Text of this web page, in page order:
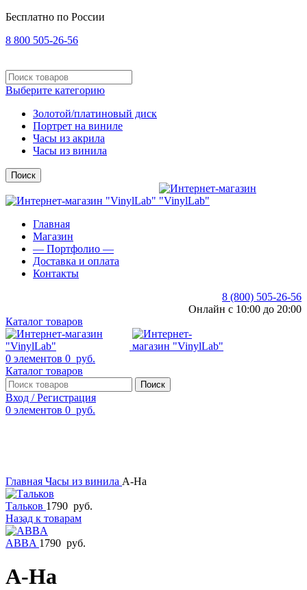
Бесплатно по России
8 800 505-26-56
Выберите категорию
Золотой/платиновый диск
Портрет на виниле
Часы из акрила
Часы из винила
Поиск
Главная
Магазин
— Портфолио —
Доставка и оплата
Контакты
8 (800) 505-26-56
Онлайн с 10:00 до 20:00
Каталог товаров
0 элементов 0 руб.
Каталог товаров
Поиск
Вход / Регистрация
0 элементов 0 руб.
Главная Часы из винила A-Ha
Тальков 1790 руб.
Назад к товарам
ABBA 1790 руб.
A-Ha